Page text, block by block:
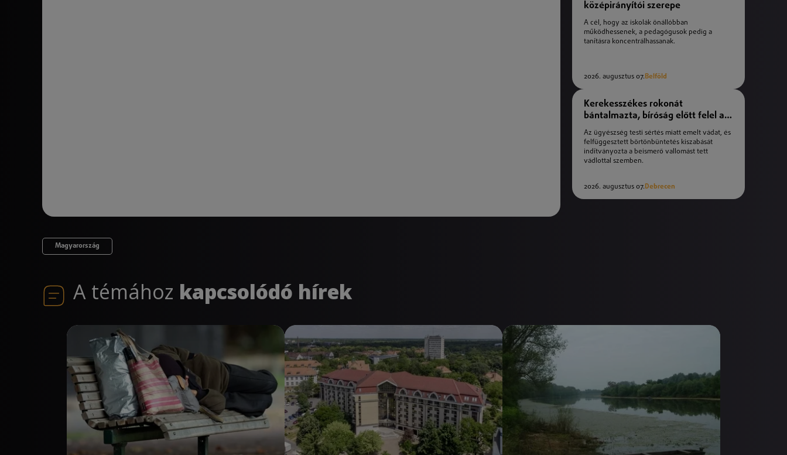
középirányítói szerepe
A cél, hogy az iskolák önállóbban
működhessenek, a pedagógusok pedig a
tanításra koncentrálhassanak.
2026. augusztus 07.Belföld
Kerekesszékes rokonát
bántalmazta, bíróság előtt felel a
férfi
Az ügyészség testi sértés miatt emelt vádat, és
felfüggesztett börtönbüntetés kiszabását
indítványozta a beismerő vallomást tett
vádlottal szemben.
2026. augusztus 07.Debrecen
Magyarország
A témához kapcsolódó hírek